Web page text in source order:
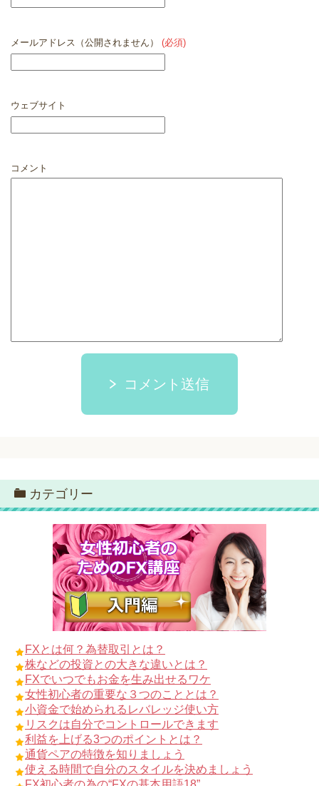
メールアドレス（公開されません） (必須)
ウェブサイト
コメント
コメント送信
カテゴリー
FXとは何？為替取引とは？
株などの投資との大きな違いとは？
FXでいつでもお金を生み出せるワケ
女性初心者の重要な３つのこととは？
小資金で始められるレバレッジ使い方
リスクは自分でコントロールできます
利益を上げる3つのポイントとは？
通貨ペアの特徴を知りましょう
使える時間で自分のスタイルを決めましょう